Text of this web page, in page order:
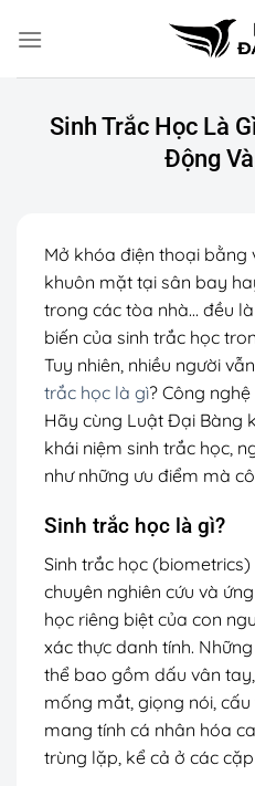
đến
Sinh Trắc Học Là
Động
Mở khóa điện thoại bằng
khuôn mặt tại sân bay
trong các tòa nhà… đều
biến của sinh trắc học
Tuy nhiên, nhiều người
trắc học là gì? Công
Hãy cùng Luật Đại Bàng
khái niệm sinh trắc học,
như những ưu điểm mà
Sinh trắc học là gì?
Sinh trắc học
chuyên nghiên cứu và
học riêng biệt của con
xác thực danh tính.
thể bao gồm dấu vân
mống mắt, giọng nói,
mang tính cá nhân hóa
trùng lặp, kể cả ở các